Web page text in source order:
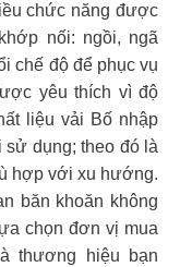
chức năng được
nối: ngồi, ngã
chế độ để phục vụ
yêu thích vì độ
liệu vải Bố nhập
dụng; theo đó là
hợp với xu hướng.
băn khoăn không
chọn đơn vị mua
thương hiệu bạn